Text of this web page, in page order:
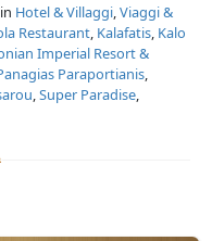
Hotel & Villaggi,Viaggi &
Restaurant, Kalafatis, Kalo
Imperial Resort &
Paraportianis,
,Super Paradise,